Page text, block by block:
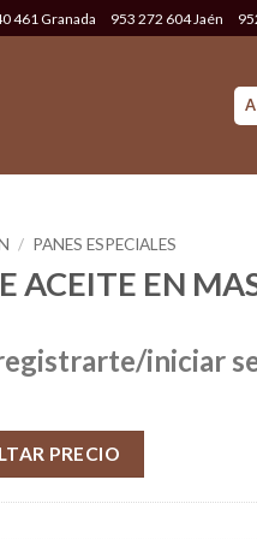
461 Granada 953 272 604 Jaén
/ PANES ESPECIALES
ACEITE EN
iniciar
PRECIO